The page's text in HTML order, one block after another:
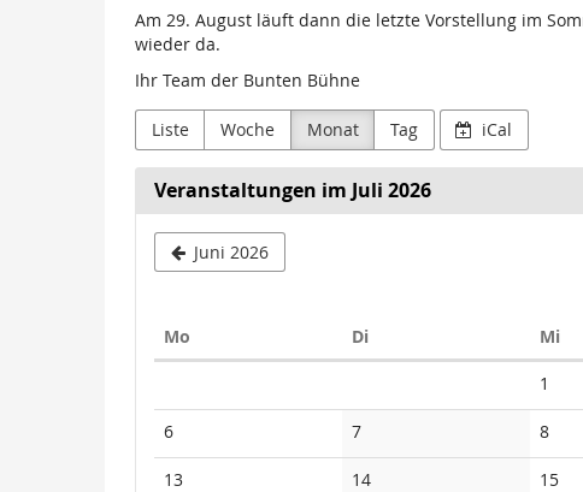
Am 29. August läuft dann die letzte Vorstellung im
wieder da.
Ihr Team der Bunten Bühne
Liste Woche Monat Tag iCal
Veranstaltungen im Juli 2026
Juni 2026
Mo DiDienstag Mi
1
6Keine
Veranstaltungen
7Keine
Veranstaltungen
8Keine
13Keine
14Keine
15